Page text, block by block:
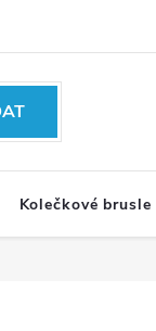
Kolečkové brusle